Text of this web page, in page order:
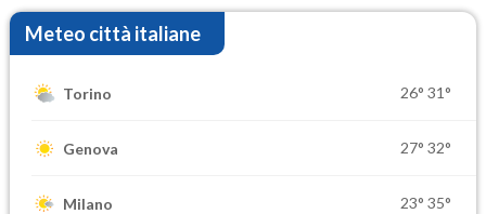
Meteo città italiane
Torino 26° 31°
Genova 27° 32°
Milano 23° 35°